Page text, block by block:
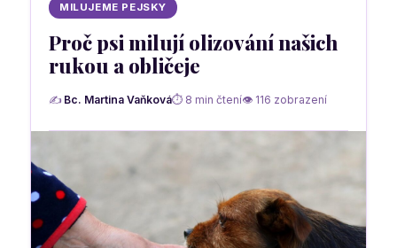
MILUJEME PEJSKY
Proč psi milují olizování našich
rukou a obličeje
✍ Bc. Martina Vaňková⏱ 8 min čtení👁 116 zobrazení